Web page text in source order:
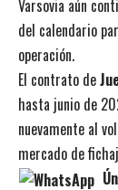
Varsovia aún
del calendario
operación.
El contrato de
hasta junio de
nuevamente al
mercado de